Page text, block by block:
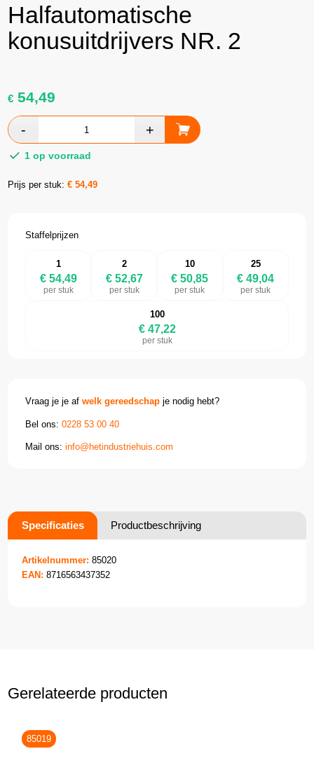
Halfautomatische
konusuitdrijvers NR. 2
€ 54,49
1 op voorraad
Prijs per stuk:€54,49
Staffelprijzen
1
€ 54,49
per stuk
2
€ 52,67
per stuk
10
€ 50,85
per stuk
25
€ 49,04
per stuk
100
€ 47,22
per stuk
Vraag je je afwelk gereedschap je nodig hebt?
Bel ons:0228 53 00 40
Mail ons:info@hetindustriehuis.com
Specificaties Productbeschrijving
Artikelnummer: 85020
EAN: 8716563437352
Gerelateerde producten
85019